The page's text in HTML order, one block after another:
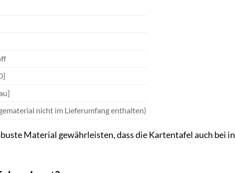
nicht im Lieferumfang enthalten)
Material gewährleisten, dass die Kartentafel auch bei